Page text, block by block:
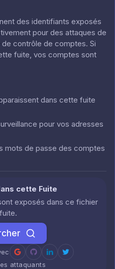
des identifiants exposés
pour des attaques de
contrôle de comptes. Si
fuite, vos comptes sont
dans cette fuite
pour vos adresses
mots de passe des comptes
cette Fuite
exposés dans ce fichier
attaquants